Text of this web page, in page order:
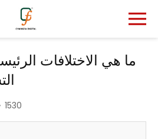
مركز
ما هي الاختلافات الرئيسية
بين
ما هي الاختلافات
1530